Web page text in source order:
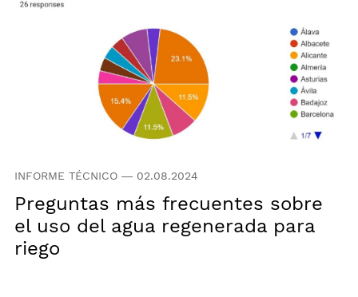
INFORME TÉCNICO — 02.08.2024
Preguntas más frecuentes sobre
el uso del agua regenerada para
riego